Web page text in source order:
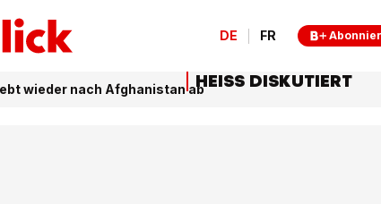
DE FR
wieder nach Afghanistan abHEISS DISKUTIERT